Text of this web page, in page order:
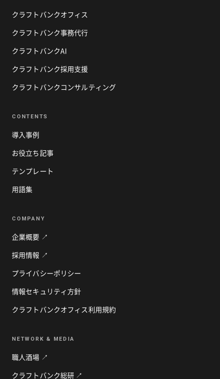
クラフトバンクオフィス
クラフトバンク事務代行
クラフトバンクAI
クラフトバンク採用支援
クラフトバンクコンサルティング
CONTENTS
導入事例
お役立ち記事
テンプレート
用語集
COMPANY
企業概要 ↗
採用情報 ↗
プライバシーポリシー
情報セキュリティ方針
クラフトバンクオフィス利用規約
NETWORK & MEDIA
職人酒場 ↗
クラフトバンク総研 ↗